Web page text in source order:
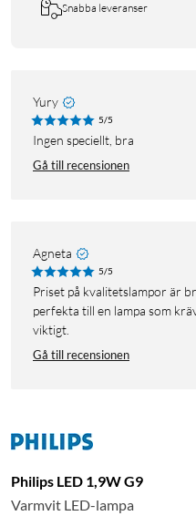
Snabba leveranser
Yury
5/5
Ingen speciellt, bra
Gå till recensionen
Agneta
5/5
Priset på kvalitetslampor är bra på Kjell & Co och lamporna var
perfekta till en lampa som
viktigt.
Gå till recensionen
Philips LED 1,9W G9
Varmvit LED-lampa